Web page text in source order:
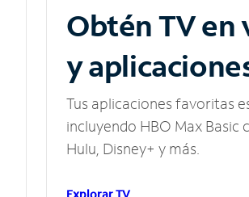
Obtén TV en
y
Tus aplicaciones favoritas
incluyendo HBO Max Basic
Hulu, Disney+ y más.